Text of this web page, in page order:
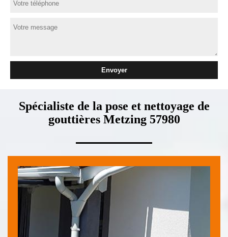
Spécialiste de la pose et nettoyage de
gouttières Metzing 57980